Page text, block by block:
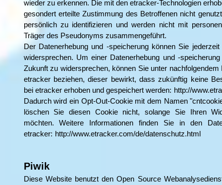
wieder zu erkennen. Die mit den etracker-Technologien
gesondert erteilte Zustimmung des Betroffenen nicht
persönlich zu identifizieren und werden nicht mit
Träger des Pseudonyms zusammengeführt.
Der Datenerhebung und -speicherung können Sie
widersprechen. Um einer Datenerhebung und -
Zukunft zu widersprechen, können Sie unter
etracker beziehen, dieser bewirkt, dass zukünftig keine
bei etracker erhoben und gespeichert werden: http://
Dadurch wird ein Opt-Out-Cookie mit dem Namen
löschen Sie diesen Cookie nicht, solange Sie Ihren
möchten. Weitere Informationen finden Sie in den
etracker: http://www.etracker.com/de/datenschutz.html
Piwik
Diese Website benutzt den Open Source